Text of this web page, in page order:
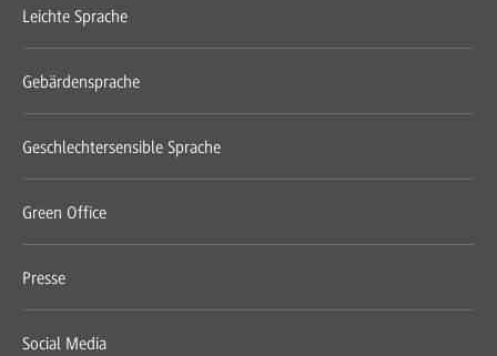
Leichte Sprache
Gebärdensprache
Geschlechtersensible Sprache
Green Office
Presse
Social Media